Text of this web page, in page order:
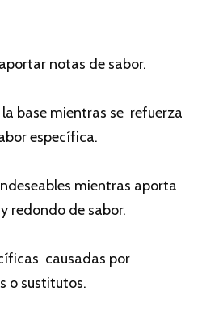
notas de sabor.
base mientras se refuerza
específica.
mientras aporta
redondo de sabor.
causadas por
o sustitutos.